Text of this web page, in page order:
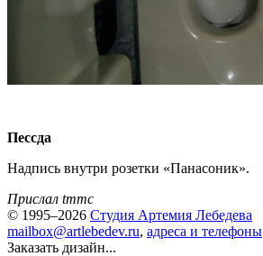
Пессда
Надпись внутри розетки «Панасоник».
Прислал tmmc
© 1995–2026 Студия Артемия Лебедева
mailbox@artlebedev.ru, адреса и телефоны
Заказать дизайн...